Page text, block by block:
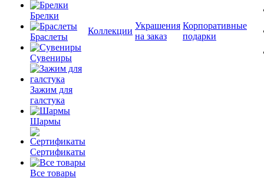
Брелки
Браслеты
Сувениры
Зажим для
галстука
Шармы
Сертификаты
Все товары
Коллекции
Украшения
на заказ
Корпоративные
подарки